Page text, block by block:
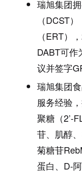
瑞旭集团
（DCST）
（ERT），
DABT可作
议并签字
瑞旭集团
服务经验
聚糖（2’-
苷、肌醇
菊糖苷
蛋白、 D-